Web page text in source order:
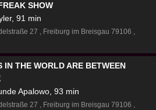
SHOW
91 min
27
Freiburg im Breisgau 79106
THE WORLD ARE BETWEEN
Apalowo, 93 min
27
Freiburg im Breisgau 79106